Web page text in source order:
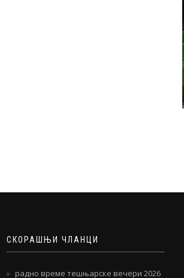
СКОРАШЊИ ЧЛАНЦИ
радно време тешњарске вечери 2026